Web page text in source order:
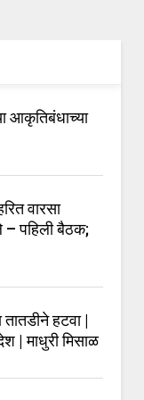
आकृतिबंधाच्या
वारसा
– पहिली बैठक;
हटवा |
| माधुरी मिसाळ